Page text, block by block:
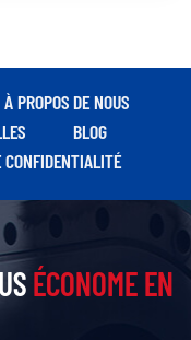
À PROPOS DE NOUS
BLOG
CONFIDENTIALITÉ
ÉCONOME EN